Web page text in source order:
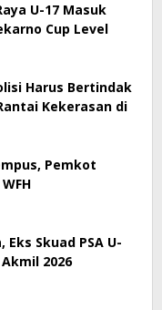
U-17 Masuk
Cup Level
Harus Bertindak
Kekerasan di
Pemkot
Skuad PSA U-
2026